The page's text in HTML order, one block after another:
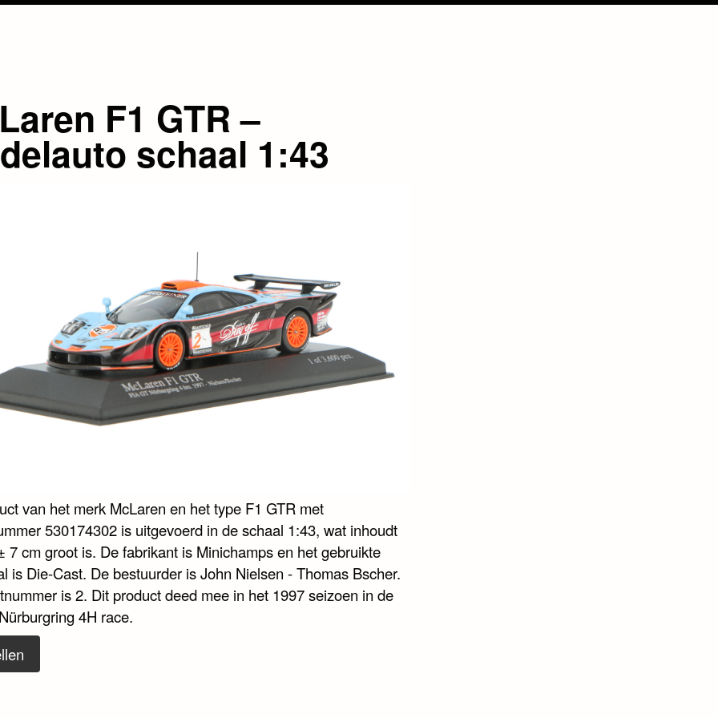
F1 GTR –
schaal 1:43
van het merk McLaren en het type F1 GTR met
530174302 is uitgevoerd in de schaal 1:43, wat inhoudt
7 cm groot is. De fabrikant is Minichamps en het gebruikte
is Die-Cast. De bestuurder is John Nielsen - Thomas Bscher.
is 2. Dit product deed mee in het 1997 seizoen in de
4H race.